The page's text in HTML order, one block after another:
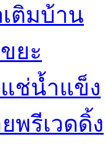
ติมบ้าน
ยะ
ช่น้ำแข็ง
พรีเวดดิ้ง